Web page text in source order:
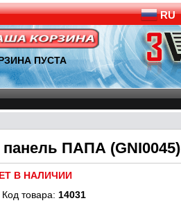
RU
ПУСТА
панель ПАПА (GNI0045)
В НАЛИЧИИ
Код товара: 14031